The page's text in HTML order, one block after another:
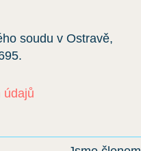
soudu v Ostravě,
.
údajů